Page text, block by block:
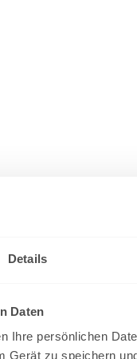
Details
Daten
Ihre persönlichen
Gerät zu speichern